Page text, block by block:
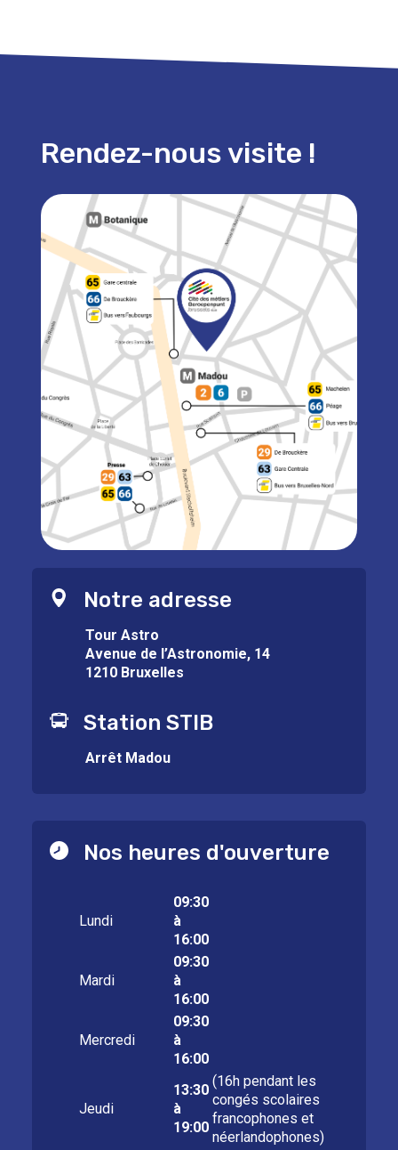
Rendez-nous visite !
Notre adresse
Tour Astro
Avenue de l’Astronomie, 14
1210 Bruxelles
Station STIB
Arrêt Madou
Nos heures d'ouverture
Lundi
09:30
à
16:00
Mardi
09:30
à
16:00
Mercredi
09:30
à
16:00
Jeudi
13:30
à
19:00
(16h pendant les
congés scolaires
francophones et
néerlandophones)